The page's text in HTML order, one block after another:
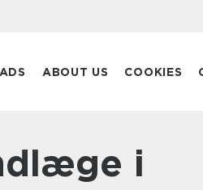
ADS ABOUT US COOKIES